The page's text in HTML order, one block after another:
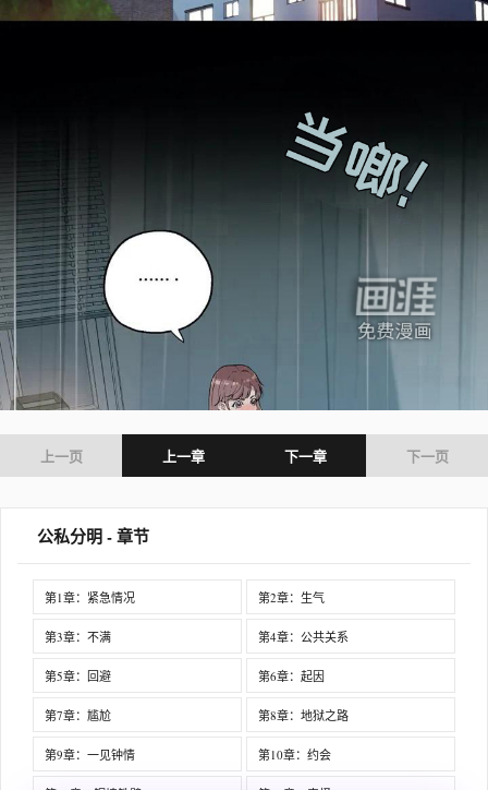
上一页 上一章 下一章 下一页
公私分明 - 章节
第1章：紧急情况 第2章：生气
第3章：不满 第4章：公共关系
第5章：回避 第6章：起因
第7章：尴尬 第8章：地狱之路
第9章：一见钟情 第10章：约会